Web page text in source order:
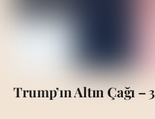
Trump’ın Altın Çağı – 3